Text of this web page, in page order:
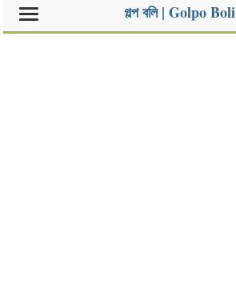
গল্প বলি | Golpo Boli